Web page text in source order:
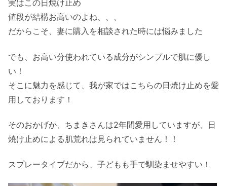
実はこの日焼け止め
値段が結構お高いのよね、、、
だからこそ、妻に購入を相談された時には悩みました
でも、お高い分使われている成分がシンプルで肌に優し
い！
そこに魅力を感じて、我が家ではこちらの日焼け止めを愛
用しております！
そのおかげか、ちまきさんは2年間愛用していますが、日
焼け止めによる肌荒れは見られていません！！
スプレータイプだから、子どもも手で馴染ませやすい！